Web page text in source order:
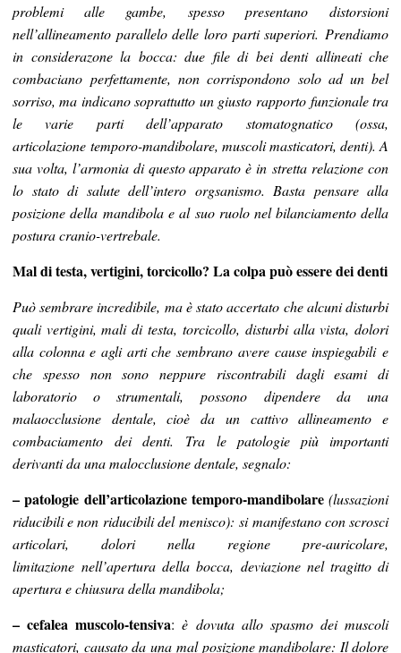
problemi alle gambe, spesso presentano distorsioni
nell’allineamento parallelo delle loro parti superiori. Prendiamo
in considerazone la bocca: due file di bei denti allineati che
combaciano perfettamente, non corrispondono solo ad un bel
sorriso, ma indicano soprattutto un giusto rapporto funzionale tra
le varie parti dell’apparato stomatognatico (ossa,
articolazione temporo-mandibolare, muscoli masticatori, denti). A
sua volta, l’armonia di questo apparato è in stretta relazione con
lo stato di salute dell’intero orgsanismo. Basta pensare alla
posizione della mandibola e al suo ruolo nel bilanciamento della
postura cranio-vertrebale.
Mal di testa, vertigini, torcicollo? La colpa può essere dei denti
Può sembrare incredibile, ma è stato accertato che alcuni disturbi
quali vertigini, mali di testa, torcicollo, disturbi alla vista, dolori
alla colonna e agli arti che sembrano avere cause inspiegabili e
che spesso non sono neppure riscontrabili dagli esami di
laboratorio o strumentali, possono dipendere da una
malaocclusione dentale, cioè da un cattivo allineamento e
combaciamento dei denti. Tra le patologie più importanti
derivanti da una malocclusione dentale, segnalo:
– patologie dell’articolazione temporo-mandibolare (lussazioni
riducibili e non riducibili del menisco):si manifestano con scrosci
articolari, dolori nella regione pre-auricolare,
limitazionenell’apertura della bocca, deviazione nel tragitto di
apertura e chiusura della mandibola;
– cefalea muscolo-tensiva: è dovuta allo spasmo dei muscoli
masticatori, causato da una mal posizione mandibolare: Il dolore